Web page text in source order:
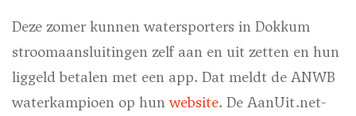
Deze zomer kunnen watersporters in Dokkum
stroomaansluitingen zelf aan en uit zetten en hun
liggeld betalen met een app. Dat meldt de ANWB
waterkampioen op hunwebsite. De AanUit.net-